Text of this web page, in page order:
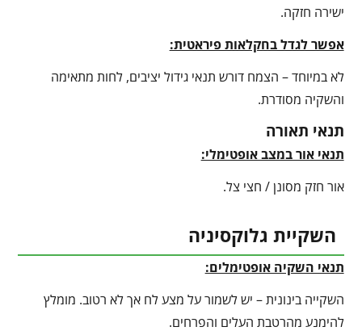
ישירה חזקה.
אפשר לגדל בחקלאות פיראטית:
לא במיוחד – הצמח דורש תנאי גידול יציבים, לחות מתאימה
והשקיה מסודרת.
תנאי תאורה
תנאי אור במצב אופטימלי:
אור חזק מסונן / חצי צל.
השקיית גלוקסיניה
תנאי השקיה אופטימלים:
השקייה בינונית – יש לשמור על מצע לח אך לא רטוב. מומלץ
להימנע מהרטבת העלים והפרחים.